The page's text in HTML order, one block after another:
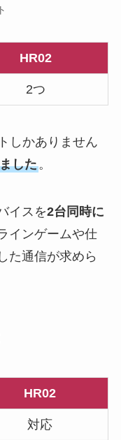
HR02
2つ
しかありません
した。
イスを2台同時に
インゲームや仕
た通信が求めら
HR02
対応